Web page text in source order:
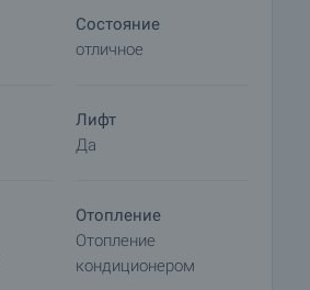
договора. Пожалуйста,
брокером по
Состояние
отличное
Лифт
Да
Отопление
Отопление
кондиционером